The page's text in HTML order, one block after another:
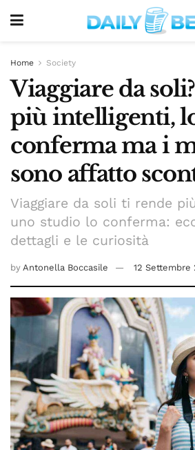
Home Society
Viaggiare da
più intelligenti,
conferma ma i
sono affatto
Viaggiare da soli ti rende
uno studio lo conferma:
dettagli e le curiosità
by Antonella Boccasile 12 Settembre